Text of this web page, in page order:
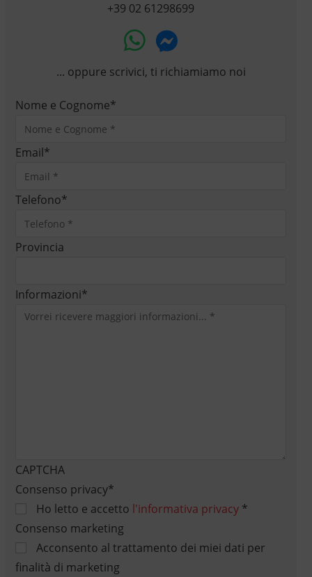
+39 02 61298699
... oppure scrivici, ti richiamiamo noi
Nome e Cognome*
Email*
Telefono*
Provincia
Informazioni*
CAPTCHA
Consenso privacy*
Ho letto e accetto l'informativa privacy*
Consenso marketing
Acconsento al trattamento dei miei dati per
finalità di marketing